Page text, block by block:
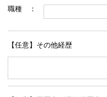
職種 ：
【任意】その他経歴